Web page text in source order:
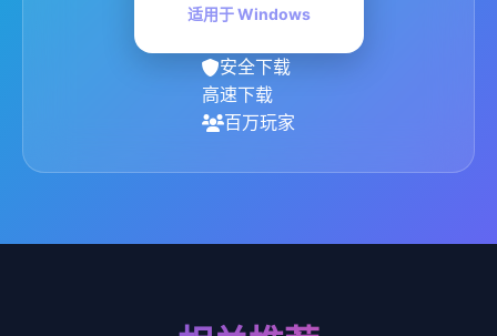
适用于 Windows
安全下载
高速下载
百万玩家